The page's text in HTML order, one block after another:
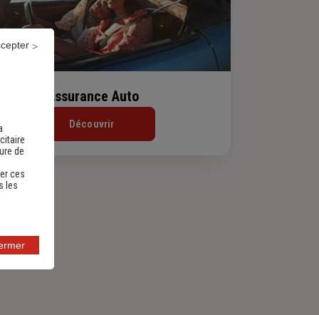
Assurance Auto
Découvrir
de
ces
les